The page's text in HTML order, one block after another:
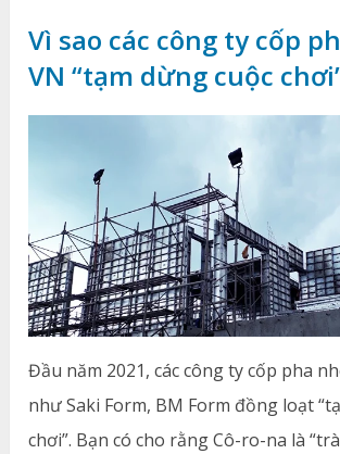
Vì sao các công ty cốp
VN “tạm dừng cuộc
Đầu năm 2021, các công ty cốp pha
như Saki Form, BM Form đồng loạt
chơi”. Bạn có cho rằng Cô-ro-na là